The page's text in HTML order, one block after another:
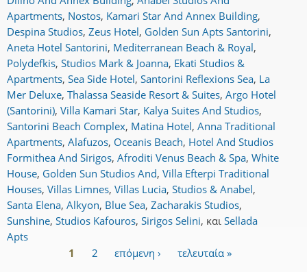
Apartments, Nostos, Kamari Star And Annex Building,
Despina Studios, Zeus Hotel, Golden Sun Apts Santorini,
Aneta Hotel Santorini, Mediterranean Beach & Royal,
Polydefkis, Studios Mark & Joanna, Ekati Studios &
Apartments, Sea Side Hotel, Santorini Reflexions Sea, La
Mer Deluxe, Thalassa Seaside Resort & Suites, Argo Hotel
(Santorini), Villa Kamari Star, Kalya Suites And Studios,
Santorini Beach Complex, Matina Hotel, Anna Traditional
Apartments, Alafuzos, Oceanis Beach, Hotel And Studios
Formithea And Sirigos, Afroditi Venus Beach & Spa, White
House, Golden Sun Studios And, Villa Efterpi Traditional
Houses, Villas Limnes, Villas Lucia, Studios & Anabel,
Santa Elena, Alkyon, Blue Sea, Zacharakis Studios,
Sunshine, Studios Kafouros, Sirigos Selini, και Sellada
Apts
1 2 επόμενη › τελευταία »